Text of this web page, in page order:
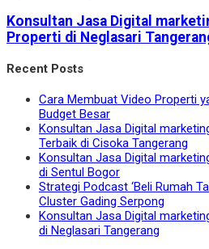
Konsultan Jasa Digital
Properti di Neglasari
Recent Posts
Cara Membuat Video Properti
Budget Besar
Konsultan Jasa Digital
Terbaik di Cisoka Tangerang
Konsultan Jasa Digital
di Sentul Bogor
Strategi Podcast ‘Beli Rumah
Cluster Gading Serpong
Konsultan Jasa Digital
di Neglasari Tangerang